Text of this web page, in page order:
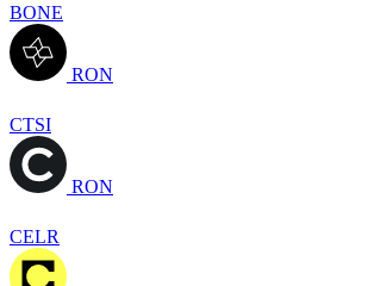
BONE
RON
CTSI
RON
CELR